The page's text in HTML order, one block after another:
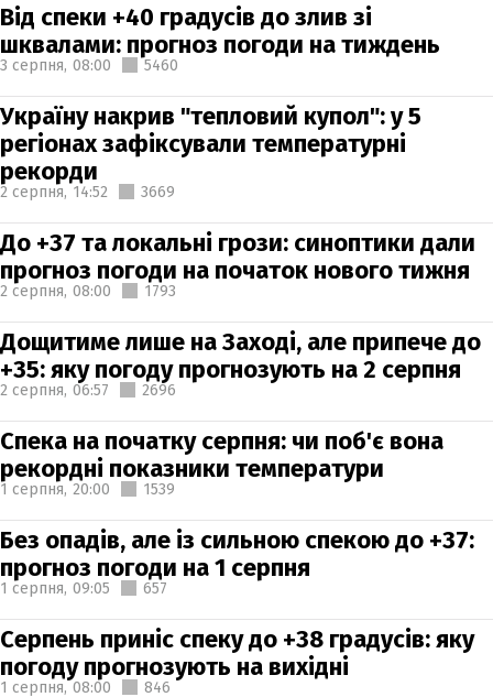
Від спеки +40 градусів до злив зі
шквалами: прогноз погоди на тиждень
3 серпня, 08:00 5460
Україну накрив "тепловий купол": у 5
регіонах зафіксували температурні
рекорди
2 серпня, 14:52 3669
До +37 та локальні грози: синоптики дали
прогноз погоди на початок нового тижня
2 серпня, 08:00 1793
Дощитиме лише на Заході, але припече до
+35: яку погоду прогнозують на 2 серпня
2 серпня, 06:57 2696
Спека на початку серпня: чи поб'є вона
рекордні показники температури
1 серпня, 20:00 1539
Без опадів, але із сильною спекою до +37:
прогноз погоди на 1 серпня
1 серпня, 09:05 657
Серпень приніс спеку до +38 градусів: яку
погоду прогнозують на вихідні
1 серпня, 08:00 846